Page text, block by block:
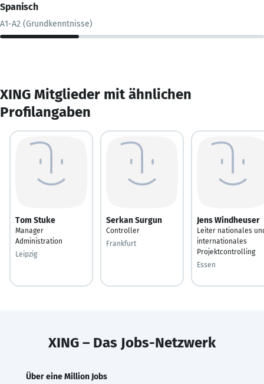
Spanisch
A1-A2 (Grundkenntnisse)
XING Mitglieder mit ähnlichen
Profilangaben
Tom Stuke
Manager
Administration
Leipzig
Serkan Surgun
Controller
Frankfurt
Jens Windheuser
Leiter nationales
internationales
Projektcontrolling
Essen
XING – Das Jobs-Netzwerk
Über eine Million Jobs